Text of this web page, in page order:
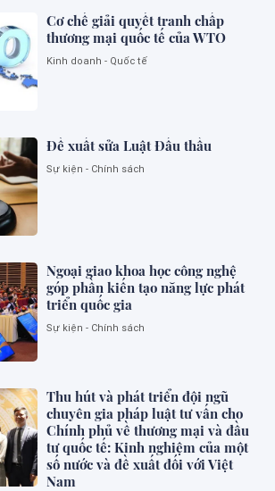
Cơ chế giải quyết tranh chấp
thương mại quốc tế của WTO
Kinh doanh - Quốc tế
Đề xuất sửa Luật Đấu thầu
Sự kiện - Chính sách
Ngoại giao khoa học công nghệ
góp phần kiến tạo năng lực phát
triển quốc gia
Sự kiện - Chính sách
Thu hút và phát triển đội ngũ
chuyên gia pháp luật tư vấn cho
Chính phủ về thương mại và đầu
tư quốc tế: Kinh nghiệm của một
số nước và đề xuất đối với Việt
Nam